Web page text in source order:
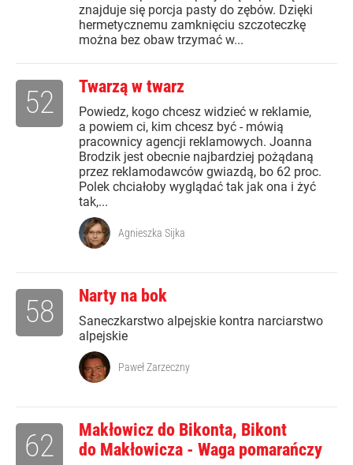
znajduje się porcja pasty do zębów. Dzięki
hermetycznemu zamknięciu szczoteczkę
można bez obaw trzymać w...
Twarzą w twarz
Powiedz, kogo chcesz widzieć w reklamie,
a powiem ci, kim chcesz być - mówią
pracownicy agencji reklamowych. Joanna
Brodzik jest obecnie najbardziej pożądaną
przez reklamodawców gwiazdą, bo 62 proc.
Polek chciałoby wyglądać tak jak ona i żyć
tak,...
52
Agnieszka Sijka
Narty na bok
Saneczkarstwo alpejskie kontra narciarstwo
alpejskie
58
Paweł Zarzeczny
Makłowicz do Bikonta, Bikont
do Makłowicza - Waga pomarańczy
62